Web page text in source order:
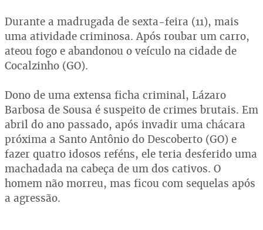
Durante a madrugada de sexta-feira (11), mais
uma atividade criminosa. Após roubar um carro,
ateou fogo e abandonou o veículo na cidade de
Cocalzinho (GO).
Dono de uma extensa ficha criminal, Lázaro
Barbosa de Sousa é suspeito de crimes brutais. Em
abril do ano passado, após invadir uma chácara
próxima a Santo Antônio do Descoberto (GO) e
fazer quatro idosos reféns, ele teria desferido uma
machadada na cabeça de um dos cativos. O
homem não morreu, mas ficou com sequelas após
a agressão.